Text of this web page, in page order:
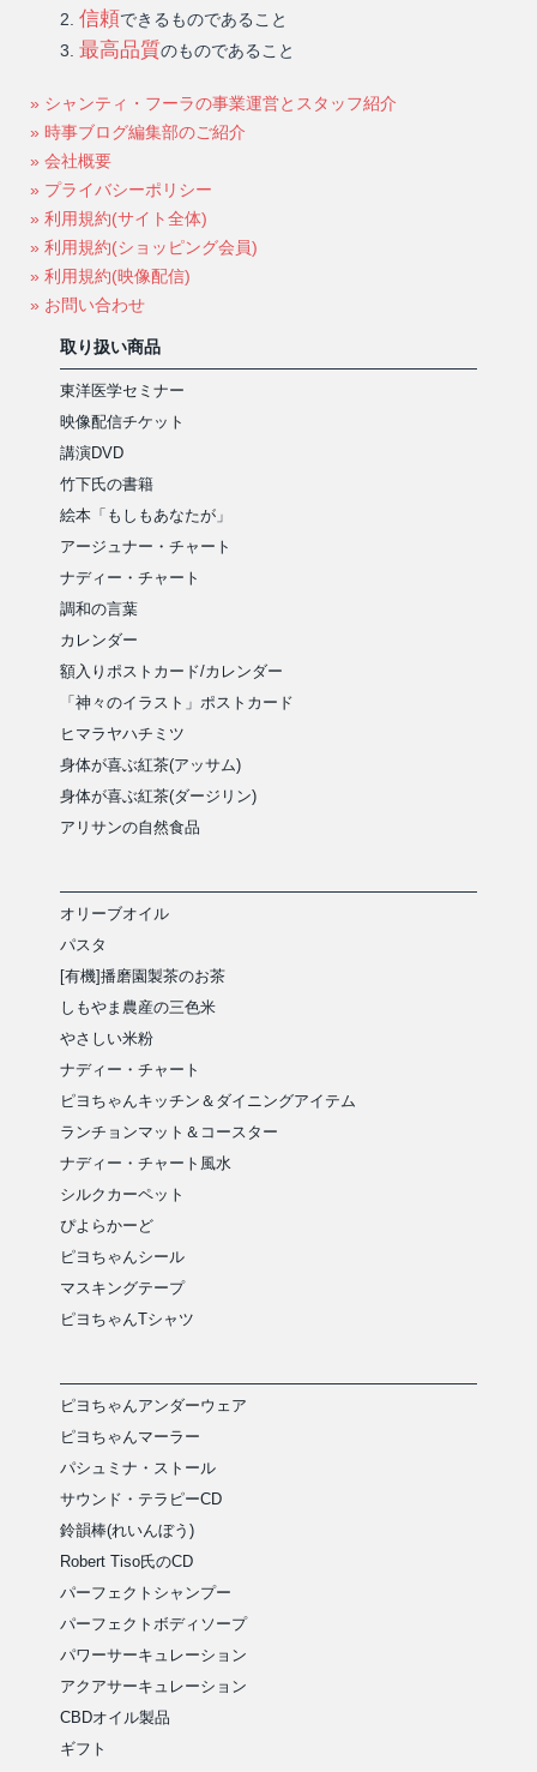
信頼できるものであること
最高品質のものであること
» シャンティ・フーラの事業運営とスタッフ紹介
» 時事ブログ編集部のご紹介
» 会社概要
» プライバシーポリシー
» 利用規約(サイト全体)
» 利用規約(ショッピング会員)
» 利用規約(映像配信)
» お問い合わせ
取り扱い商品
東洋医学セミナー
映像配信チケット
講演DVD
竹下氏の書籍
絵本「もしもあなたが」
アージュナー・チャート
ナディー・チャート
調和の言葉
カレンダー
額入りポストカード/カレンダー
「神々のイラスト」ポストカード
ヒマラヤハチミツ
身体が喜ぶ紅茶(アッサム)
身体が喜ぶ紅茶(ダージリン)
アリサンの自然食品
オリーブオイル
パスタ
[有機]播磨園製茶のお茶
しもやま農産の三色米
やさしい米粉
ナディー・チャート
ピヨちゃんキッチン＆ダイニングアイテム
ランチョンマット＆コースター
ナディー・チャート風水
シルクカーペット
ぴよらかーど
ピヨちゃんシール
マスキングテープ
ピヨちゃんTシャツ
ピヨちゃんアンダーウェア
ピヨちゃんマーラー
パシュミナ・ストール
サウンド・テラピーCD
鈴韻棒(れいんぼう)
Robert Tiso氏のCD
パーフェクトシャンプー
パーフェクトボディソープ
パワーサーキュレーション
アクアサーキュレーション
CBDオイル製品
ギフト